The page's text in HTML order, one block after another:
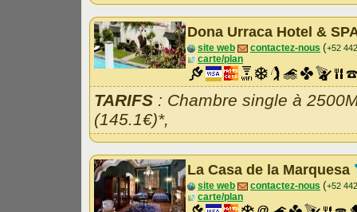
Dona Urraca Hotel &
site web contactez-nous (+52
carte/plan
TARIFS : Chambre single à
(145.1€)*,
La Casa de la Marquesa
site web contactez-nous (+52
carte/plan